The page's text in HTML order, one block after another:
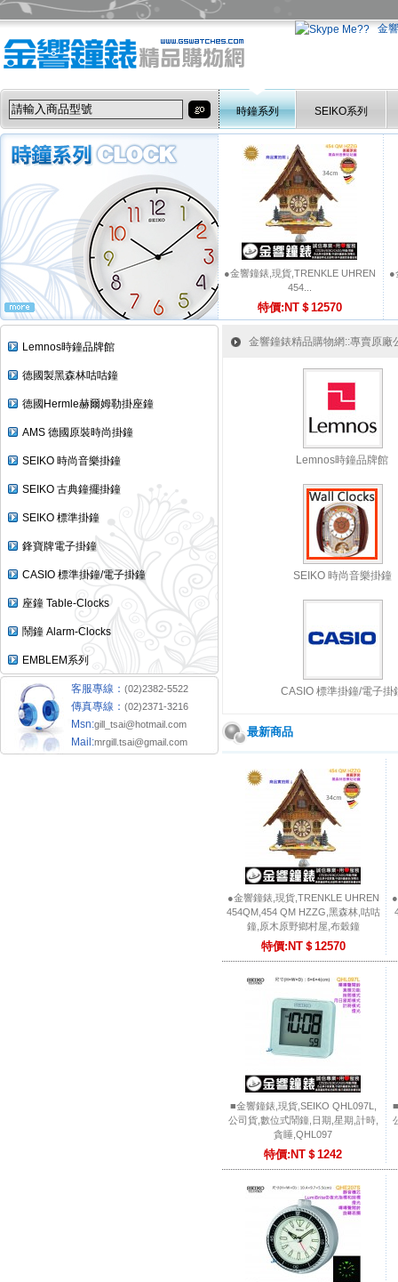
金
時鐘系列 SEIKO系列
●金響鐘錶,現貨,TRENKLE UHREN
454...
特價:NT＄12570
●
Lemnos時鐘品牌館
德國製黑森林咕咕鐘
德國Hermle赫爾姆勒掛座鐘
AMS 德國原裝時尚掛鐘
SEIKO 時尚音樂掛鐘
SEIKO 古典鐘擺掛鐘
SEIKO 標準掛鐘
鋒寶牌電子掛鐘
CASIO 標準掛鐘/電子掛鐘
座鐘 Table-Clocks
鬧鐘 Alarm-Clocks
EMBLEM系列
客服專線： (02)2382-5522
傳真專線： (02)2371-3216
Msn:gill_tsai@hotmail.com
Mail:mrgill.tsai@gmail.com
金響鐘錶精品購物網::專賣原廠
Lemnos時鐘品牌館
SEIKO 時尚音樂掛鐘
CASIO 標準掛鐘/電子掛
最新商品
●金響鐘錶,現貨,TRENKLE UHREN
454QM,454 QM HZZG,黑森林,咕咕
鐘,原木原野鄉村屋,布穀鐘
特價:NT＄12570
■金響鐘錶,現貨,SEIKO QHL097L,
公司貨,數位式鬧鐘,日期,星期,計時,
貪睡,QHL097
特價:NT＄1242